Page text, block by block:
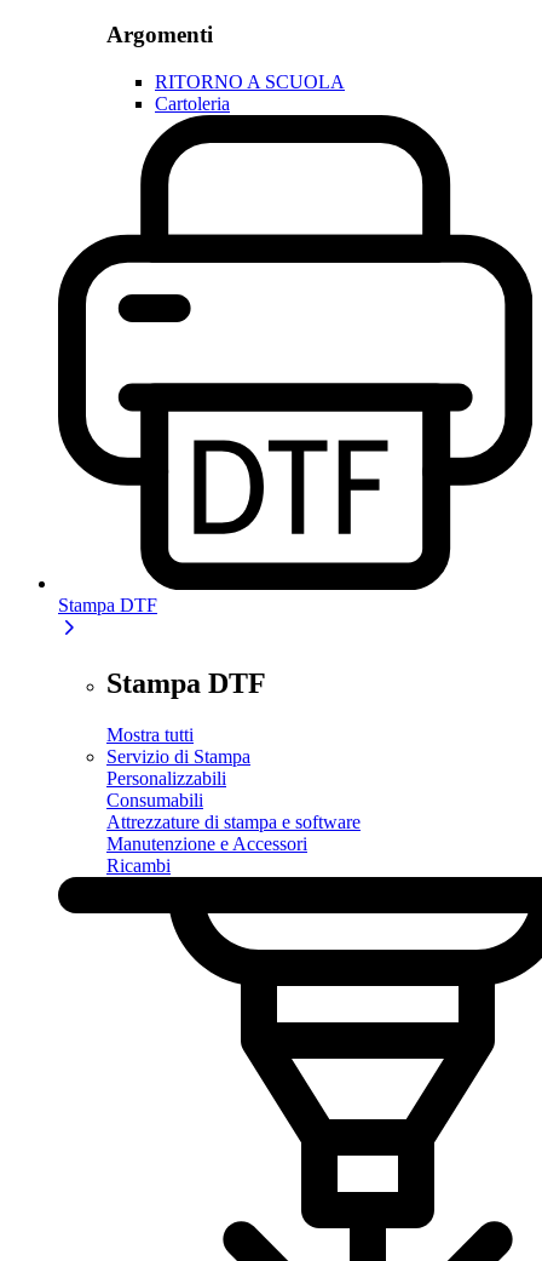
Argomenti
RITORNO A SCUOLA
Cartoleria
Stampa DTF
Stampa DTF
Mostra tutti
Servizio di Stampa
Personalizzabili
Consumabili
Attrezzature di stampa e software
Manutenzione e Accessori
Ricambi